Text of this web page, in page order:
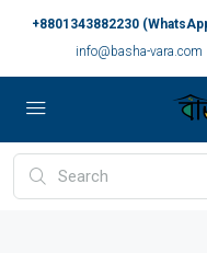
+8801343882230
info@basha-vara.com